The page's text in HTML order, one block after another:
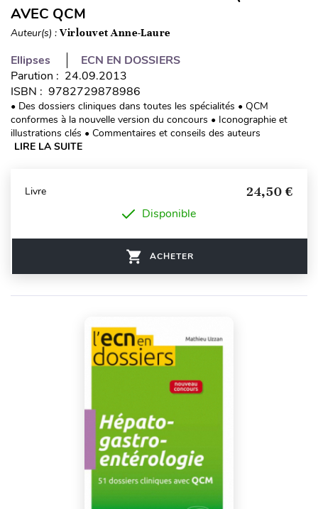
AVEC QCM
Auteur(s) : Virlouvet Anne-Laure
Ellipses
ECN EN DOSSIERS
Parution : 24.09.2013
ISBN : 9782729878986
• Des dossiers cliniques dans toutes les spécialités • QCM
conformes à la nouvelle version du concours • Iconographie et
illustrations clés • Commentaires et conseils des auteurs
LIRE LA SUITE
Livre 24,50 €
Disponible
ACHETER